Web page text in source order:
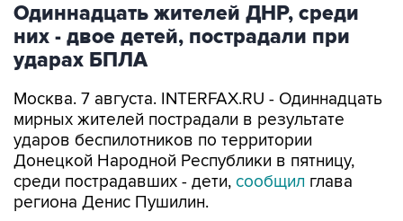
Одиннадцать жителей ДНР, среди
них - двое детей, пострадали при
ударах БПЛА
Москва. 7 августа. INTERFAX.RU - Одиннадцать
мирных жителей пострадали в результате
ударов беспилотников по территории
Донецкой Народной Республики в пятницу,
среди пострадавших - дети, сообщил глава
региона Денис Пушилин.